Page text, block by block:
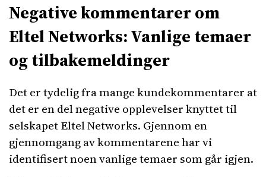
Negative kommentarer om
Eltel Networks: Vanlige temaer
og tilbakemeldinger
Det er tydelig fra mange kundekommentarer at
det er en del negative opplevelser knyttet til
selskapet Eltel Networks. Gjennom en
gjennomgang av kommentarene har vi
identifisert noen vanlige temaer som går igjen.